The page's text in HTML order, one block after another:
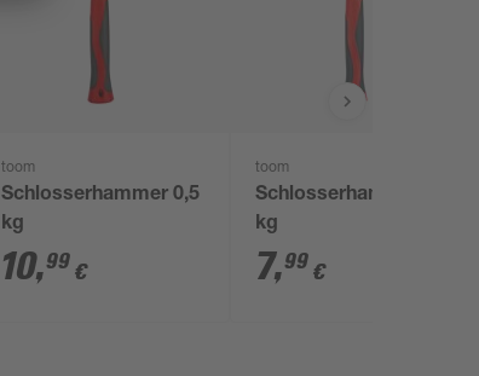
toom
Schlosserhammer 0,5
kg
10,99 €
toom
Schlosserhammer 0,3
kg
7,99 €